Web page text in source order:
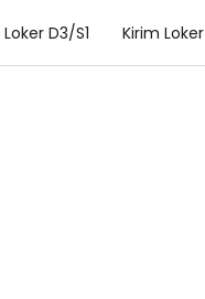
Loker D3/S1 Kirim Loker